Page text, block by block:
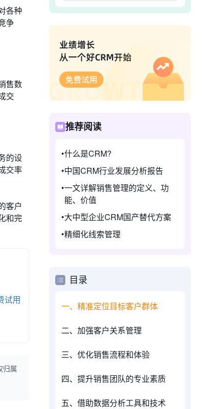
各种
争
售数
交
的设
交率
客户
和完
试用
归属
推荐阅读
什么是CRM?
中国CRM行业发展分析报告
一文详解销售管理的定义、功
能、价值
大中型企业CRM国产替代方案
精细化线索管理
目录
一、精准定位目标客户群体
二、加强客户关系管理
三、优化销售流程和体验
四、提升销售团队的专业素质
五、借助数据分析工具和技术